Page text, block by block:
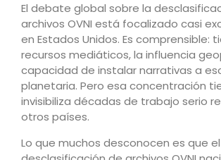
El debate global sobre la
archivos OVNI está focalizado casi
en Estados Unidos. Es comprensible:
recursos mediáticos, la influencia
capacidad de instalar narrativas a
planetaria. Pero esa concentración
invisibiliza décadas de trabajo serio
otros países.
Lo que muchos desconocen es que